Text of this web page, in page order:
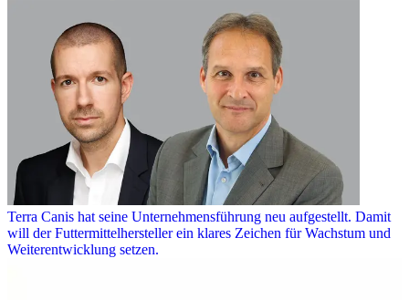
Terra Canis hat seine Unternehmensführung neu aufgestellt. Damit
will der Futtermittelhersteller ein klares Zeichen für Wachstum und
Weiterentwicklung setzen.